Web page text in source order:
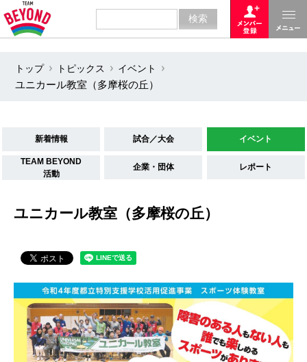
トップ トピックス
イベント
ユニカール教室（多摩桜の丘）
新着情報 試合／大会 イベント
TEAM BEYOND
活動
企業・団体 レポート
ユニカール教室（多摩桜の丘）